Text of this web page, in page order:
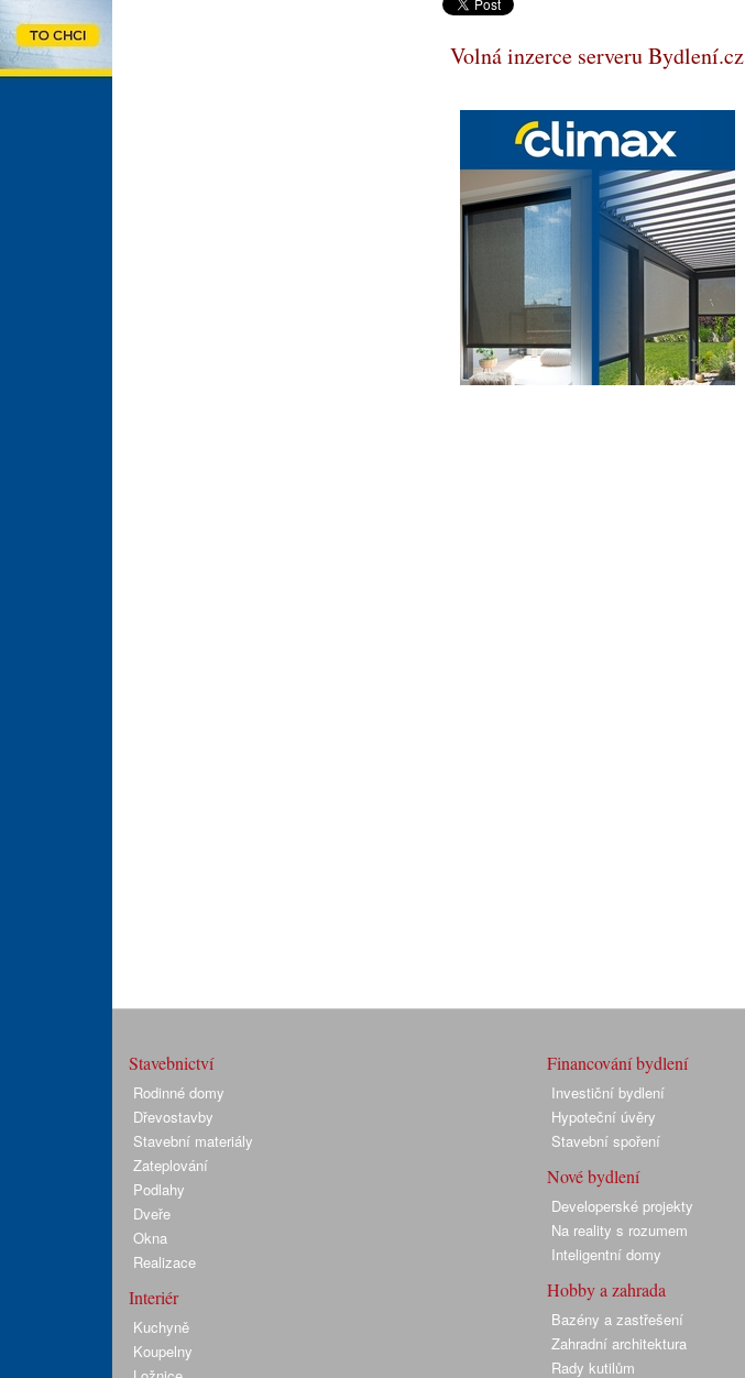
Volná inzerce serveru Bydlení.cz
Stavebnictví
Rodinné domy
Dřevostavby
Stavební materiály
Zateplování
Podlahy
Dveře
Okna
Realizace
Interiér
Kuchyně
Koupelny
Financování bydlení
Investiční bydlení
Hypoteční úvěry
Stavební spoření
Nové bydlení
Developerské projekty
Na reality s rozumem
Inteligentní domy
Hobby a zahrada
Bazény a zastřešení
Zahradní architektura
Rady kutilům